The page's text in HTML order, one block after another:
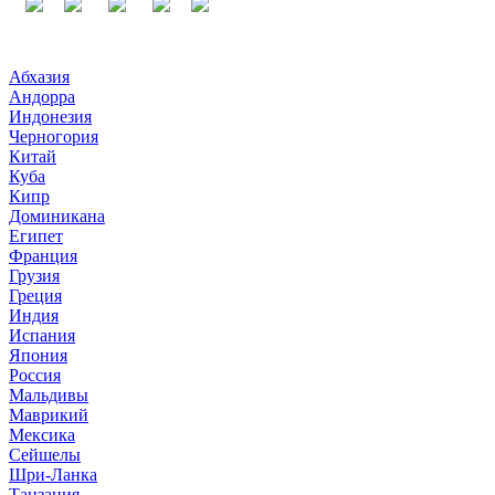
Абхазия
Андорра
Индонезия
Черногория
Китай
Куба
Кипр
Доминикана
Египет
Франция
Грузия
Греция
Индия
Испания
Япония
Россия
Мальдивы
Маврикий
Мексика
Сейшелы
Шри-Ланка